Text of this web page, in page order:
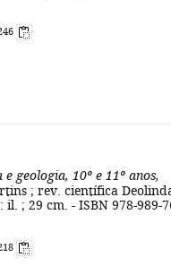
e geologia, 10º e 11º anos,
; rev. científica
; 29 cm. - ISBN 978-989-